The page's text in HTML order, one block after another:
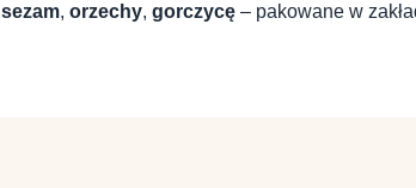
sezam, orzechy, gorczycę – pakowane w